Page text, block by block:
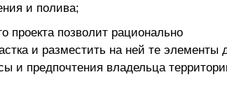
и полива;
проекта позволит рационально
и разместить на ней те элементы
и предпочтения владельца